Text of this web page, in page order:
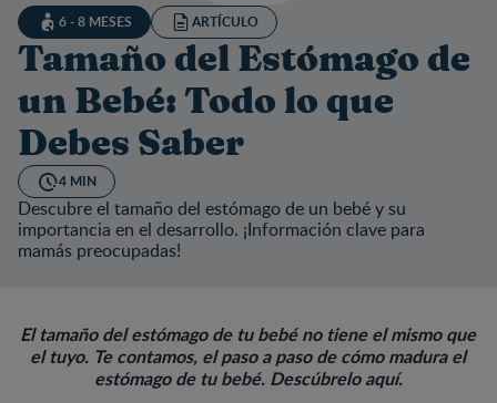
6 - 8 MESES ARTÍCULO
Tamaño del Estómago de
un Bebé: Todo lo que
Debes Saber
4 MIN
Descubre el tamaño del estómago de un bebé y su
importancia en el desarrollo. ¡Información clave para
mamás preocupadas!
El tamaño del estómago de tu bebé no tiene el mismo que
el tuyo. Te contamos, el paso a paso de cómo madura el
estómago de tu bebé. Descúbrelo aquí.